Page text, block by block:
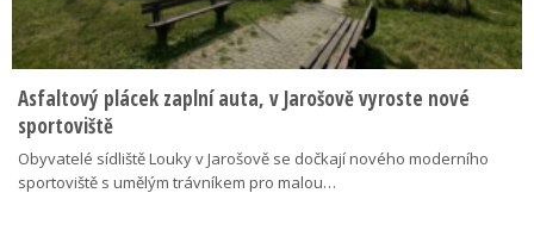
Asfaltový plácek zaplní auta, v Jarošově vyroste nové
sportoviště
Obyvatelé sídliště Louky v Jarošově se dočkají nového moderního
sportoviště s umělým trávníkem pro malou…